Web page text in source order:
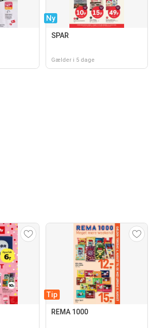
Ny
SPAR
Gælder i 5 dage
Tip
REMA 1000